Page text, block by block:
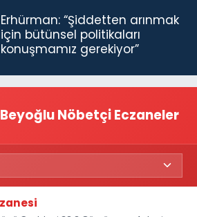
Erhürman: “Şiddetten arınmak
için bütünsel politikaları
konuşmamız gerekiyor”
Nöbetçi Eczaneler